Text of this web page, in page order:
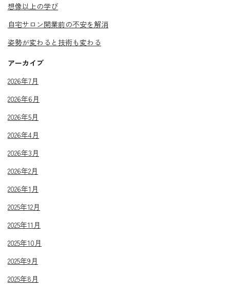
想像以上の学び
自宅サロン開業前の不安を解消
姿勢が変わると技術も変わる
アーカイブ
2026年7月
2026年6月
2026年5月
2026年4月
2026年3月
2026年2月
2026年1月
2025年12月
2025年11月
2025年10月
2025年9月
2025年8月